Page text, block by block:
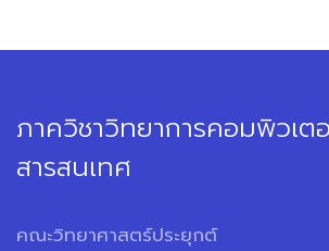
ภาควิชาวิทยาการคอมพิวเต
สารสนเทศ
คณะวิทยาศาสตร์ประยุกต์